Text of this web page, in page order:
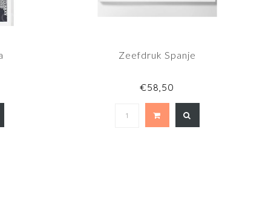
Zeefdruk Spanje
€58,50